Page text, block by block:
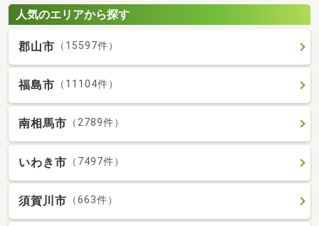
人気のエリアから探す
郡山市 （15597件）
福島市 （11104件）
南相馬市 （2789件）
いわき市 （7497件）
須賀川市 （663件）